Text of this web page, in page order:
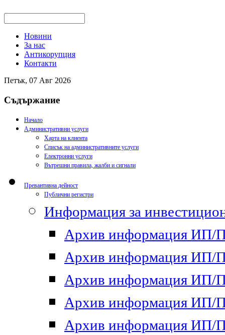
Новини
За нас
Антикорупция
Контакти
Петък, 07 Авг 2026
Съдържание
Начало
Административни услуги
Харта на клиента
Списък на административните услуги
Електронни услуги
Вътрешни правила, жалби и сигнали
Превантивна дейност
Публични регистри
Информация за
Архив информация ИП/
Архив информация ИП/
Архив информация ИП/
Архив информация ИП/
Архив информация ИП/